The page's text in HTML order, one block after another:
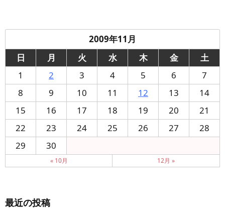
2009年11月
日
月 火 水 木 金
土
1
2 3 4 5 6
7
8
9 10 11 12 13
14
15
16 17 18 19 20
21
22
23 24 25 26 27
28
29
30
« 10月 12月 »
最近の投稿